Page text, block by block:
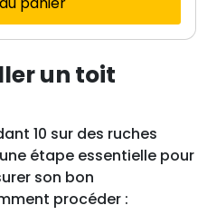
un toit
10 sur des ruches
étape essentielle pour
son bon
procéder :